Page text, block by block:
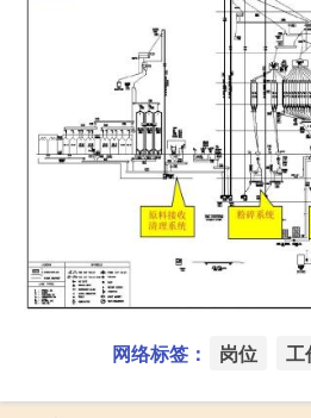
网络标签： 岗位 工